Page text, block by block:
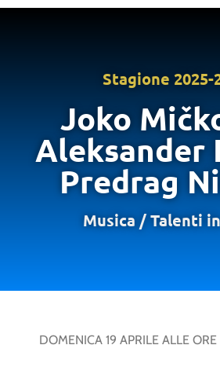
Stagione 2025-
Joko
Aleksander
Predrag
Musica /Talenti
DOMENICA 19 APRILE ALLE ORE